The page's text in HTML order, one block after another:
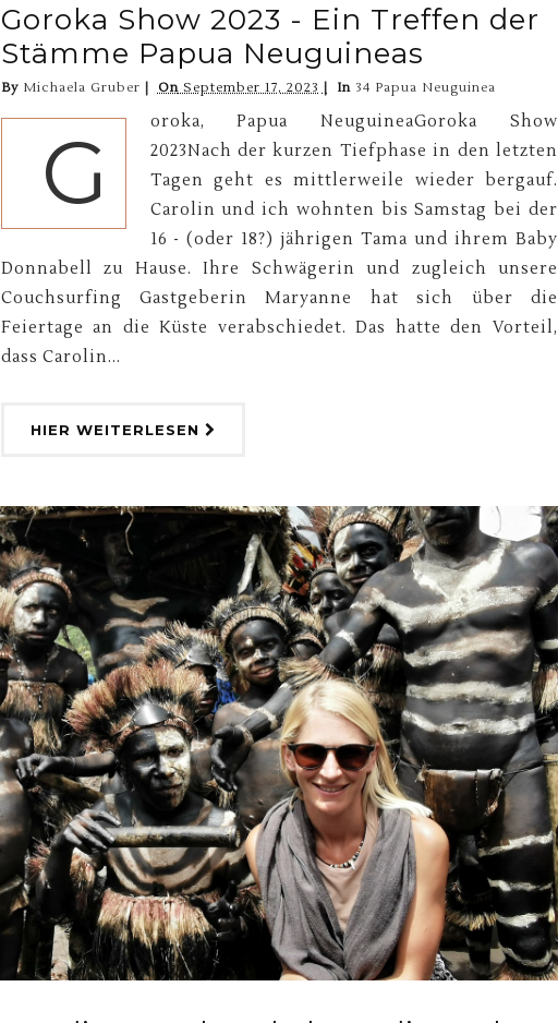
Goroka Show 2023 - Ein Treffen der
Stämme Papua Neuguineas
By Michaela Gruber OnSeptember 17, 2023 In 34 Papua Neuguinea
G
oroka, Papua NeuguineaGoroka Show
2023Nach der kurzen Tiefphase in den letzten
Tagen geht es mittlerweile wieder bergauf.
Carolin und ich wohnten bis Samstag bei der
16 - (oder 18?) jährigen Tama und ihrem Baby
Donnabell zu Hause. Ihre Schwägerin und zugleich unsere
Couchsurfing Gastgeberin Maryanne hat sich über die
Feiertage an die Küste verabschiedet. Das hatte den Vorteil,
dass Carolin...
HIER WEITERLESEN